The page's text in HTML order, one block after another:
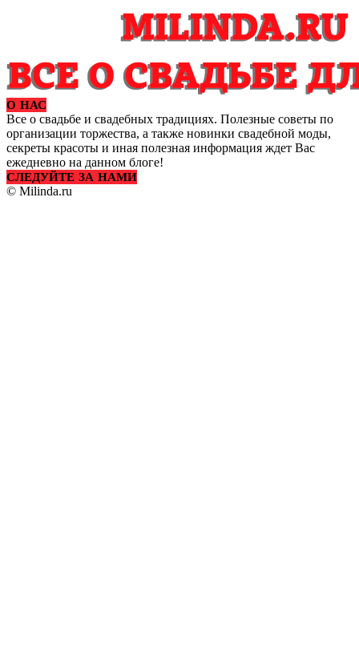
О НАС
Все о свадьбе и свадебных традициях. Полезные советы по
организации торжества, а также новинки свадебной моды,
секреты красоты и иная полезная информация ждет Вас
ежедневно на данном блоге!
СЛЕДУЙТЕ ЗА НАМИ
© Milinda.ru